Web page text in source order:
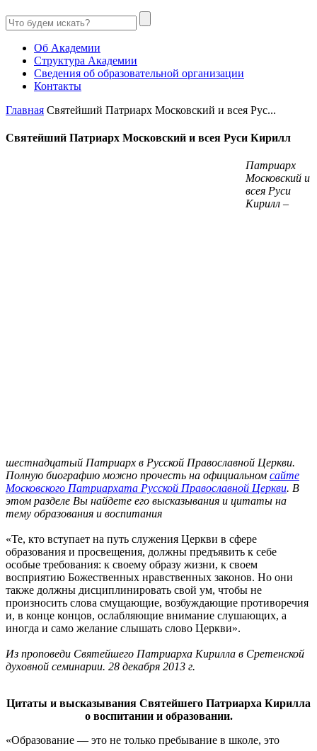
Об Академии
Структура Академии
Сведения об образовательной организации
Контакты
Главная Святейший Патриарх Московский и всея Рус...
Святейший Патриарх Московский и всея Руси Кирилл
Патриарх
Московский и
всея Руси
Кирилл –
шестнадцатый Патриарх в Русской Православной Церкви.
Полную биографию можно прочесть на официальном сайте
Московского Патриархата Русской Православной Церкви. В
этом разделе Вы найдете его высказывания и цитаты на
тему образования и воспитания
«Те, кто вступает на путь служения Церкви в сфере
образования и просвещения, должны предъявить к себе
особые требования: к своему образу жизни, к своем
восприятию Божественных нравственных законов. Но они
также должны дисциплинировать свой ум, чтобы не
произносить слова смущающие, возбуждающие противоречия
и, в конце концов, ослабляющие внимание слушающих, а
иногда и само желание слышать слово Церкви».
Из проповеди Святейшего Патриарха Кирилла в Сретенской
духовной семинарии. 28 декабря 2013 г.
Цитаты и высказывания Святейшего Патриарха Кирилла
о воспитании и образовании.
«Образование — это не только пребывание в школе, это